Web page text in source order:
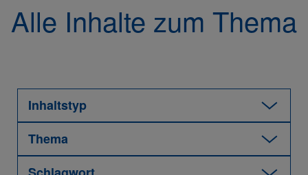
Alle Inhalte zum Thema